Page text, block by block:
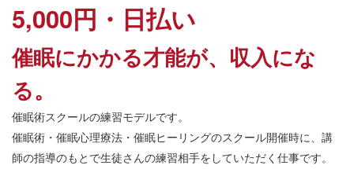
5,000円・日払い
催眠にかかる才能が、収入にな
る。
催眠術スクールの練習モデルです。
催眠術・催眠心理療法・催眠ヒーリングのスクール開催時に、講
師の指導のもとで生徒さんの練習相手をしていただく仕事です。